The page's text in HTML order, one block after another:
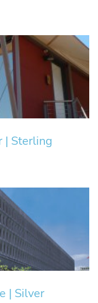
| Sterling
| Silver